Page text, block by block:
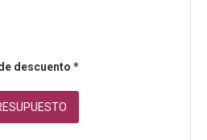
descuento *